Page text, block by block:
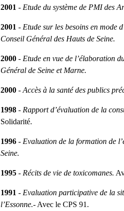
2001 - Etude du système de PMI des
2001 - Etude sur les besoins en mode
Conseil Général des Hauts de Seine.
2000 - Etude en vue de l’élaboration
Général de Seine et Marne.
2000 - Accès à la santé des publics
1998 - Rapport d’évaluation de la
Solidarité.
1996 - Evaluation de la formation de
Seine.
1995 - Récits de vie de toxicomanes.
1991 - Evaluation participative de la
l’Essonne.- Avec le CPS 91.